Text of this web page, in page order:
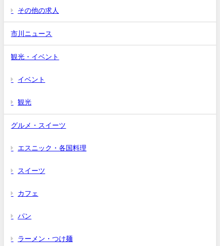
その他の求人
市川ニュース
観光・イベント
イベント
観光
グルメ・スイーツ
エスニック・各国料理
スイーツ
カフェ
パン
ラーメン・つけ麺